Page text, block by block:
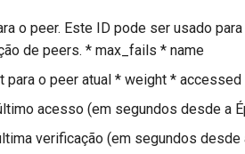
o peer. Este ID pode ser usado
de peers. * max_fails * name
para o peer atual * weight * accessed
acesso (em segundos desde a
verificação (em segundos desde